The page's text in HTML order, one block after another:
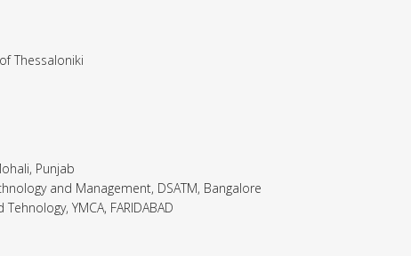
Thessaloniki
Punjab
and Management, DSATM, Bangalore
YMCA, FARIDABAD